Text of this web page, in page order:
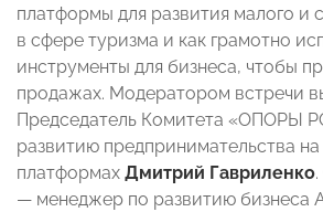
платформы для развития малого и
в сфере туризма и как грамотно
инструменты для бизнеса, чтобы
продажах. Модератором встречи
Председатель Комитета «ОПОРЫ
развитию предпринимательства
платформах Дмитрий Гавриленко
— менеджер по развитию бизнеса